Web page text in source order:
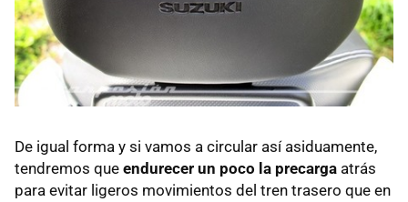
De igual forma y si vamos a circular así asiduamente,
tendremos que endurecer un poco la precarga atrás
para evitar ligeros movimientos del tren trasero que en